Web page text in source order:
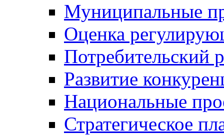
Муниципальные
Оценка
Потребительский
Развитие
Национальные
Стратегическое